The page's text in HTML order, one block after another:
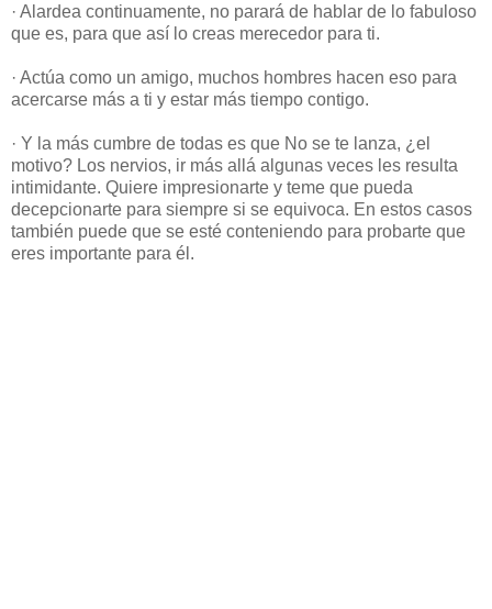
· Alardea continuamente, no parará de hablar de lo fabuloso
que es, para que así lo creas merecedor para ti.
· Actúa como un amigo, muchos hombres hacen eso para
acercarse más a ti y estar más tiempo contigo.
· Y la más cumbre de todas es que No se te lanza, ¿el
motivo? Los nervios, ir más allá algunas veces les resulta
intimidante. Quiere impresionarte y teme que pueda
decepcionarte para siempre si se equivoca. En estos casos
también puede que se esté conteniendo para probarte que
eres importante para él.